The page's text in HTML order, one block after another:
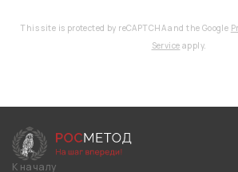
This site is protected by reCAPTCHA and the Google
Service apply.
К началу